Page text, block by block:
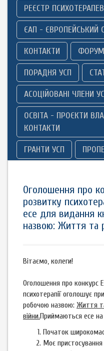
РЕЄСТР
ЄАП - ЄВРОПЕЙСЬКИЙ
КОНТАКТИ ФОРУМ
ПОРАДНЯ УСП
АСОЦІЙОВАНІ ЧЛЕНИ
ОСВІТА - ПРОЄКТИ
КОНТАКТИ
ГРАНТИ УСП
Оголошення про
розвитку
есе для видання
назвою: Життя та
Вітаємо, колеги!
Оголошення про конкурс
психотерапії оголошує
робочою назвою: Життя
війни.Приймаються есе
Початок
Моє